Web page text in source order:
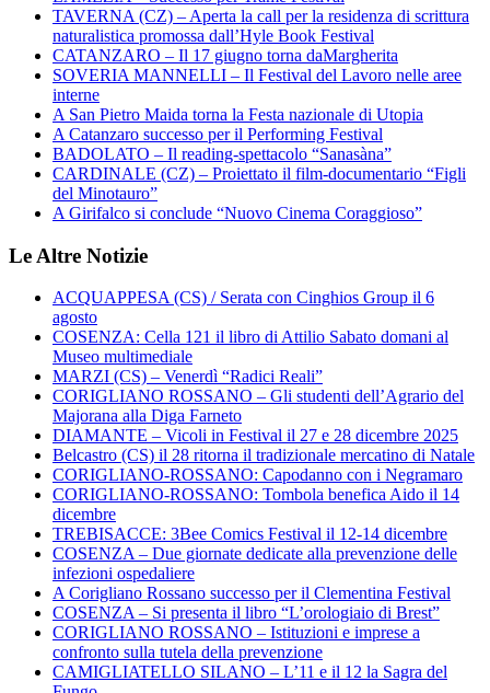
TAVERNA (CZ) – Aperta la call per la residenza di scrittura
naturalistica promossa dall’Hyle Book Festival
CATANZARO – Il 17 giugno torna daMargherita
SOVERIA MANNELLI – Il Festival del Lavoro nelle aree
interne
A San Pietro Maida torna la Festa nazionale di Utopia
A Catanzaro successo per il Performing Festival
BADOLATO – Il reading-spettacolo “Sanasàna”
CARDINALE (CZ) – Proiettato il film-documentario “Figli
del Minotauro”
A Girifalco si conclude “Nuovo Cinema Coraggioso”
Le Altre Notizie
ACQUAPPESA (CS) / Serata con Cinghios Group il 6
agosto
COSENZA: Cella 121 il libro di Attilio Sabato domani al
Museo multimediale
MARZI (CS) – Venerdì “Radici Reali”
CORIGLIANO ROSSANO – Gli studenti dell’Agrario del
Majorana alla Diga Farneto
DIAMANTE – Vicoli in Festival il 27 e 28 dicembre 2025
Belcastro (CS) il 28 ritorna il tradizionale mercatino di Natale
CORIGLIANO-ROSSANO: Capodanno con i Negramaro
CORIGLIANO-ROSSANO: Tombola benefica Aido il 14
dicembre
TREBISACCE: 3Bee Comics Festival il 12-14 dicembre
COSENZA – Due giornate dedicate alla prevenzione delle
infezioni ospedaliere
A Corigliano Rossano successo per il Clementina Festival
COSENZA – Si presenta il libro “L’orologiaio di Brest”
CORIGLIANO ROSSANO – Istituzioni e imprese a
confronto sulla tutela della prevenzione
CAMIGLIATELLO SILANO – L’11 e il 12 la Sagra del